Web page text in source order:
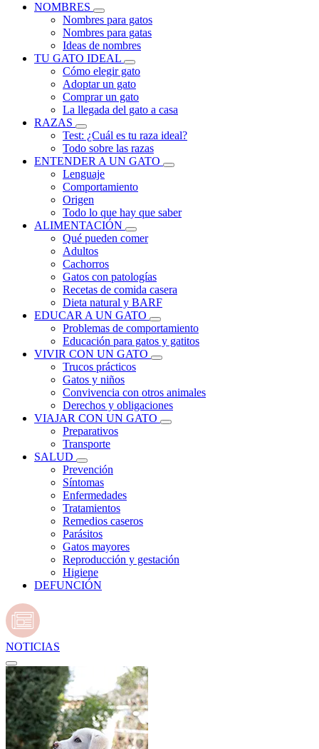
NOMBRES
Nombres para gatos
Nombres para gatas
Ideas de nombres
TU GATO IDEAL
Cómo elegir gato
Adoptar un gato
Comprar un gato
La llegada del gato a casa
RAZAS
Test: ¿Cuál es tu raza ideal?
Todo sobre las razas
ENTENDER A UN GATO
Lenguaje
Comportamiento
Origen
Todo lo que hay que saber
ALIMENTACIÓN
Qué pueden comer
Adultos
Cachorros
Gatos con patologías
Recetas de comida casera
Dieta natural y BARF
EDUCAR A UN GATO
Problemas de comportamiento
Educación para gatos y gatitos
VIVIR CON UN GATO
Trucos prácticos
Gatos y niños
Convivencia con otros animales
Derechos y obligaciones
VIAJAR CON UN GATO
Preparativos
Transporte
SALUD
Prevención
Síntomas
Enfermedades
Tratamientos
Remedios caseros
Parásitos
Gatos mayores
Reproducción y gestación
Higiene
DEFUNCIÓN
NOTICIAS